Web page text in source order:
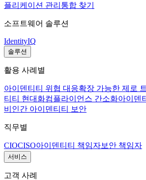
플리케이션 관리 통합 찾기
소프트웨어 솔루션
IdentityIQ
솔루션
활용 사례별
아이덴티티 위협 대응확장 가능한 제로
티티 현대화컴플라이언스 간소화아이덴
비인간 아이덴티티 보안
직무별
CIOCISO아이덴티티 책임자보안 책임자
서비스
고객 사례